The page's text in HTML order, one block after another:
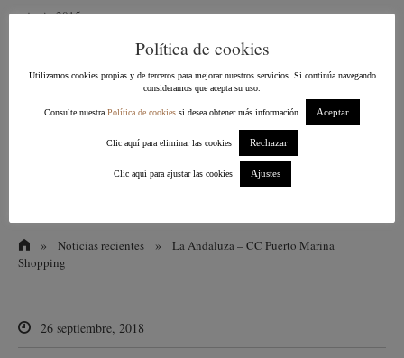
junio 2015
» Noticias recientes »
La Andaluza – CC Puerto Marina
Shopping
26 septiembre, 2018
Política de cookies
Utilizamos cookies propias y de terceros para mejorar nuestros servicios. Si continúa navegando
consideramos que acepta su uso.
Consulte nuestra Política de cookies si desea obtener más información Aceptar
Clic aquí para eliminar las cookies Rechazar
Clic aquí para ajustar las cookies Ajustes